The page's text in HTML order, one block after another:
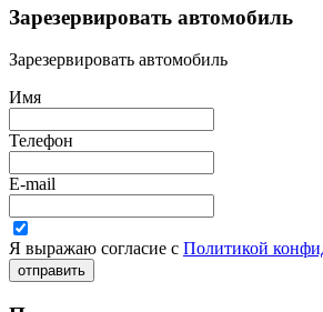
Зарезервировать автомобиль
Зарезервировать автомобиль
Имя
Телефон
E-mail
Я выражаю согласие с Политикой
отправить